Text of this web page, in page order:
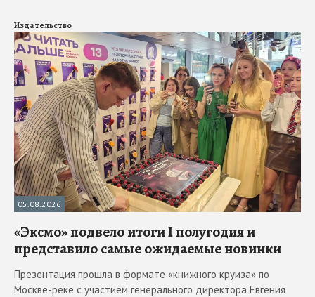
Издательство
05.08.2026
«Эксмо» подвело итоги I полугодия и
представило самые ожидаемые новинки
Презентация прошла в формате «книжного круиза» по
Москве-реке с участием генерального директора Евгения